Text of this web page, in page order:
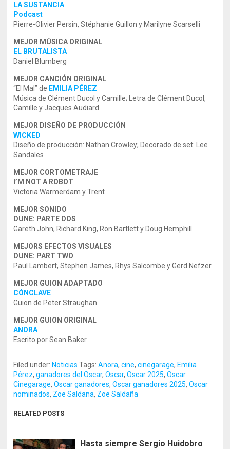
LA SUSTANCIA
Podcast
Pierre-Olivier Persin, Stéphanie Guillon y Marilyne Scarselli
MEJOR MÚSICA ORIGINAL
EL BRUTALISTA
Daniel Blumberg
MEJOR CANCIÓN ORIGINAL
“El Mal” de EMILIA PÉREZ
Música de Clément Ducol y Camille; Letra de Clément Ducol,
Camille y Jacques Audiard
MEJOR DISEÑO DE PRODUCCIÓN
WICKED
Diseño de producción: Nathan Crowley; Decorado de set: Lee
Sandales
MEJOR CORTOMETRAJE
I’M NOT A ROBOT
Victoria Warmerdam y Trent
MEJOR SONIDO
DUNE: PARTE DOS
Gareth John, Richard King, Ron Bartlett y Doug Hemphill
MEJORS EFECTOS VISUALES
DUNE: PART TWO
Paul Lambert, Stephen James, Rhys Salcombe y Gerd Nefzer
MEJOR GUION ADAPTADO
CÓNCLAVE
Guion de Peter Straughan
MEJOR GUION ORIGINAL
ANORA
Escrito por Sean Baker
Filed under: Noticias Tags:Anora,cine,cinegarage, Emilia
Pérez,ganadores del Oscar,Oscar,Oscar 2025,Oscar
Cinegarage,Oscar ganadores,Oscar ganadores 2025,Oscar
nominados, Zoe Saldana, Zoe Saldaña
RELATED POSTS
Hasta siempre Sergio Huidobro